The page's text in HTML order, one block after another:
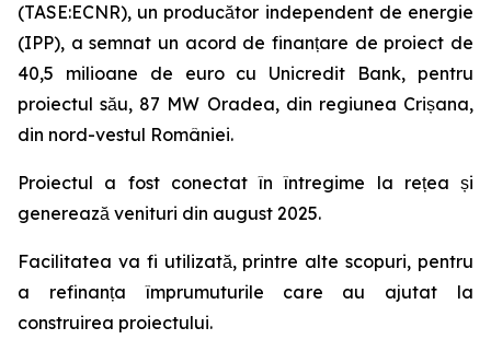
(TASE:ECNR), un producător independent de energie
(IPP), a semnat un acord de finanțare de proiect de
40,5 milioane de euro cu Unicredit Bank, pentru
proiectul său, 87 MW Oradea, din regiunea Crișana,
din nord-vestul României.
Proiectul a fost conectat în întregime la rețea și
generează venituri din august 2025.
Facilitatea va fi utilizată, printre alte scopuri, pentru
a refinanța împrumuturile care au ajutat la
construirea proiectului.